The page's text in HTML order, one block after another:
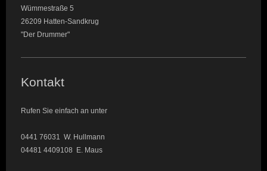
Wümmestraße 5
26209 Hatten-Sandkrug
"Der Drummer"
Kontakt
Rufen Sie einfach an unter
0441 76031 W. Hullmann
04481 4409108 E. Maus